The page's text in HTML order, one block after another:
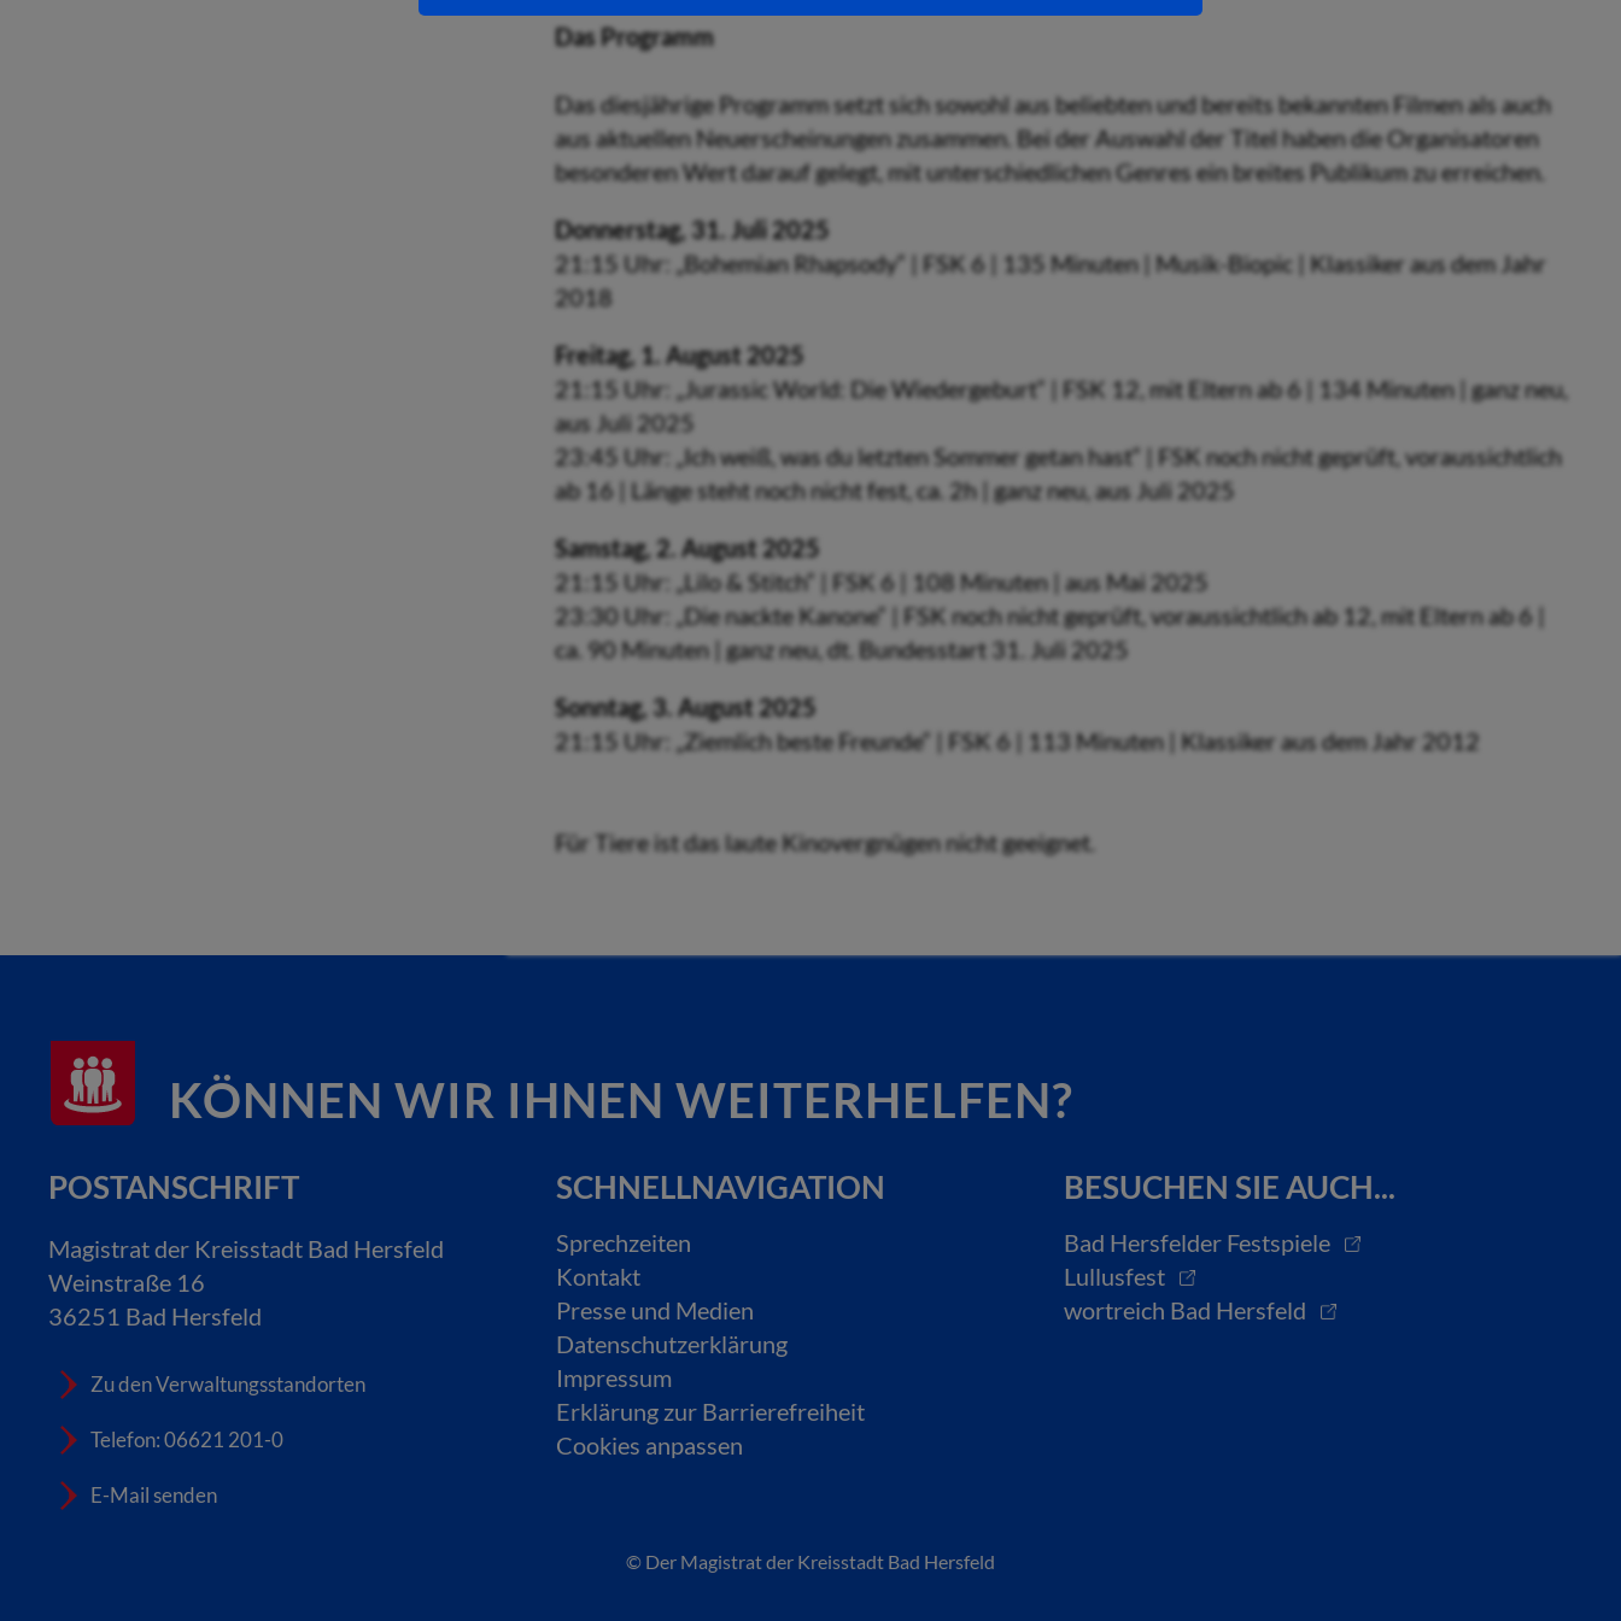
Das Programm
Das diesjährige Programm setzt sich sowohl aus beliebten und bereits bekannten Filmen als auch
aus aktuellen Neuerscheinungen zusammen. Bei der Auswahl der Titel haben die Organisatoren
besonderen Wert darauf gelegt, mit unterschiedlichen Genres ein breites Publikum zu erreichen.
Donnerstag, 31. Juli 2025
21:15 Uhr: „Bohemian Rhapsody“ | FSK 6 | 135 Minuten | Musik-Biopic | Klassiker aus dem Jahr
2018
Freitag, 1. August 2025
21:15 Uhr: „Jurassic World: Die Wiedergeburt“ | FSK 12, mit Eltern ab 6 | 134 Minuten | ganz neu,
aus Juli 2025
23:45 Uhr: „Ich weiß, was du letzten Sommer getan hast“ | FSK noch nicht geprüft, voraussichtlich
ab 16 | Länge steht noch nicht fest, ca. 2h | ganz neu, aus Juli 2025
Samstag, 2. August 2025
21:15 Uhr: „Lilo & Stitch“ | FSK 6 | 108 Minuten | aus Mai 2025
23:30 Uhr: „Die nackte Kanone“ | FSK noch nicht geprüft, voraussichtlich ab 12, mit Eltern ab 6 |
ca. 90 Minuten | ganz neu, dt. Bundesstart 31. Juli 2025
Sonntag, 3. August 2025
21:15 Uhr: „Ziemlich beste Freunde“ | FSK 6 | 113 Minuten | Klassiker aus dem Jahr 2012
Für Tiere ist das laute Kinovergnügen nicht geeignet.
KÖNNEN WIR IHNEN WEITERHELFEN?
POSTANSCHRIFT
Magistrat der Kreisstadt Bad Hersfeld
Weinstraße 16
36251 Bad Hersfeld
Zu den Verwaltungsstandorten
Telefon: 06621 201-0
E-Mail senden
SCHNELLNAVIGATION
Sprechzeiten
Kontakt
Presse und Medien
Datenschutzerklärung
Impressum
Erklärung zur Barrierefreiheit
Cookies anpassen
BESUCHEN SIE AUCH...
Bad Hersfelder Festspiele
Lullusfest
wortreich Bad Hersfeld
© Der Magistrat der Kreisstadt Bad Hersfeld